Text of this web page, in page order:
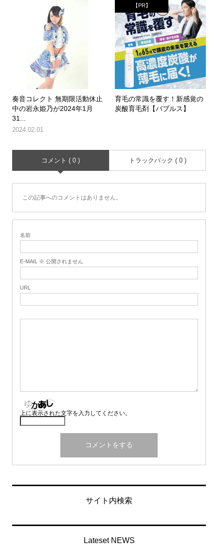
奏音コレクト 無期限活動休止
中の岩永姫乃が2024年1月
31...
2024.02.01
【PR】
育毛の常識を覆す！新感覚の
炭酸育毛剤【バブルス】
コメント ( 0 ) トラックバック ( 0 )
この記事へのコメントはありません。
名前
E-MAIL ※ 公開されません
URL
上に表示された文字を入力してください。
サイト内検索
Lateset NEWS